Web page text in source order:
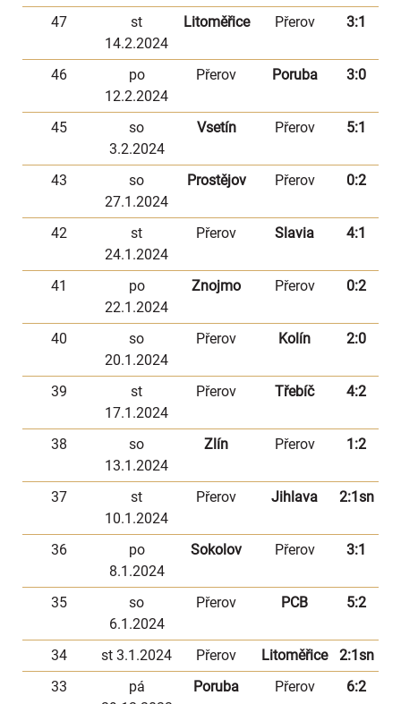
47
st
14.2.2024
Litoměřice Přerov 3:1
46
po
12.2.2024
Přerov Poruba 3:0
45
so
3.2.2024
Vsetín Přerov 5:1
43
so
27.1.2024
Prostějov Přerov 0:2
42
st
24.1.2024
Přerov Slavia 4:1
41
po
22.1.2024
Znojmo Přerov 0:2
40
so
20.1.2024
Přerov Kolín 2:0
39
st
17.1.2024
Přerov Třebíč 4:2
38
so
13.1.2024
Zlín Přerov 1:2
37
st
10.1.2024
Přerov Jihlava 2:1sn
36
po
8.1.2024
Sokolov Přerov 3:1
35
so
6.1.2024
Přerov PCB 5:2
34 st 3.1.2024 Přerov Litoměřice
2:1sn
33
pá
Poruba Přerov 6:2